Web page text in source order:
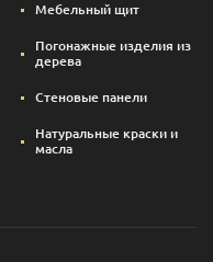
Мебельный щит
Погонажные изделия из
дерева
Стеновые панели
Натуральные краски и
масла